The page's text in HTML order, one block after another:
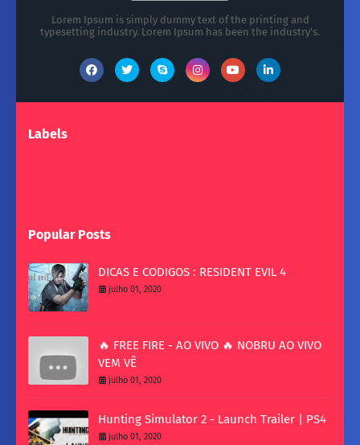
Lorem Ipsum is simply dummy text of the printing and
typesetting industry. Lorem Ipsum has been the industry's.
Labels
Popular Posts
DICAS E CODIGOS : RESIDENT EVIL 4
julho 01, 2020
🔥 FREE FIRE - AO VIVO 🔥 NOBRU AO VIVO
VEM VÊ
julho 01, 2020
Hunting Simulator 2 - Launch Trailer | PS4
julho 01, 2020